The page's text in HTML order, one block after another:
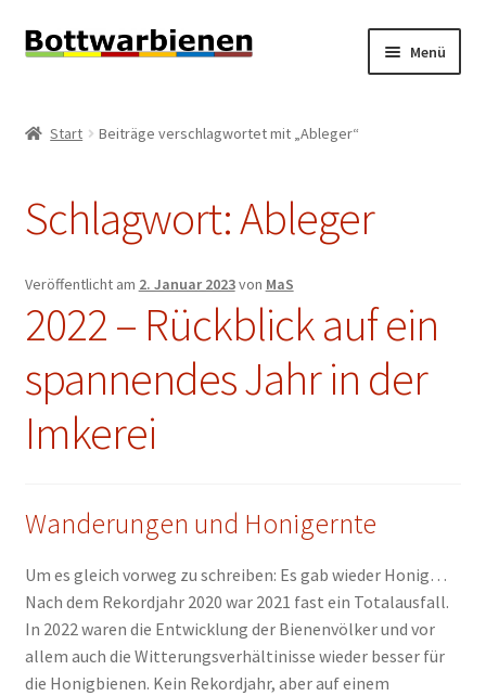
Zur
Zum
Menü
INFORMATIONEN
KONTAKT
IMPRESSUM
Start Beiträge verschlagwortet mit „Ableger“
Schlagwort:Ableger
Veröffentlicht am 2. Januar 2023von MaS
2022 – Rückblick auf ein
spannendes Jahr in der
Imkerei
Wanderungen und Honigernte
Um es gleich vorweg zu schreiben: Es gab wieder Honig…
Nach dem Rekordjahr 2020 war 2021 fast ein Totalausfall.
In 2022 waren die Entwicklung der Bienenvölker und vor
allem auch die Witterungsverhältinisse wieder besser für
die Honigbienen. Kein Rekordjahr, aber auf einem